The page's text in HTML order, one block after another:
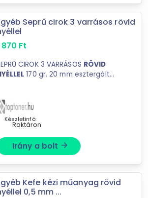
Seprű cirok 3 varrásos rövid
870 Ft
CIROK 3 VARRÁSOS RÖVID
170 gr. 20 mm esztergált
Készletinfó:
Raktáron
Irány a bolt arrow_forward
Kefe kézi műanyag rövid
0,5 mm ...